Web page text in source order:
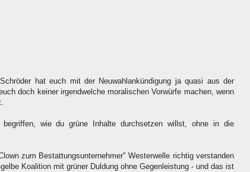
hat euch mit der Neuwahlankündigung ja quasi aus der
doch keiner irgendwelche moralischen Vorwürfe machen, wenn
wie du grüne Inhalte durchsetzen willst, ohne in die
zum Bestattungsunternehmer" Westerwelle richtig verstanden
Koalition mit grüner Duldung ohne Gegenleistung - und das ist